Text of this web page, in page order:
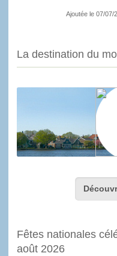
Ajoutée le 07/07/
La destination du
Fêtes nationales
août 2026